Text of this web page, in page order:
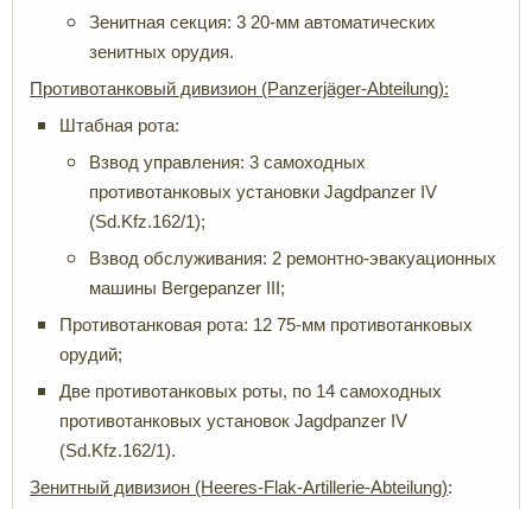
Зенитная секция: 3 20-мм автоматических
зенитных орудия.
Противотанковый дивизион (Panzerjäger-Abteilung):
Штабная рота:
Взвод управления: 3 самоходных
противотанковых установки Jagdpanzer IV
(Sd.Kfz.162/1);
Взвод обслуживания: 2 ремонтно-эвакуационных
машины Bergepanzer III;
Противотанковая рота: 12 75-мм противотанковых
орудий;
Две противотанковых роты, по 14 самоходных
противотанковых установок Jagdpanzer IV
(Sd.Kfz.162/1).
Зенитный дивизион (Heeres-Flak-Artillerie-Abteilung):